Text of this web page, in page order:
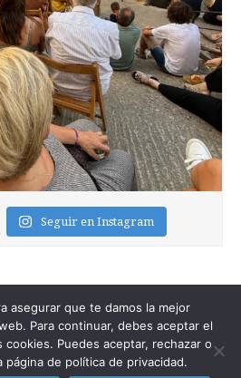
Seguir en Instagram
Foixblog . All Rights Reserved.
asegurar que te damos la mejor
Para continuar, debes aceptar el
cookies. Puedes aceptar, rechazar o
página de política de privacidad.